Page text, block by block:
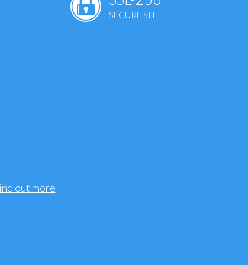
SECURE SITE
out more